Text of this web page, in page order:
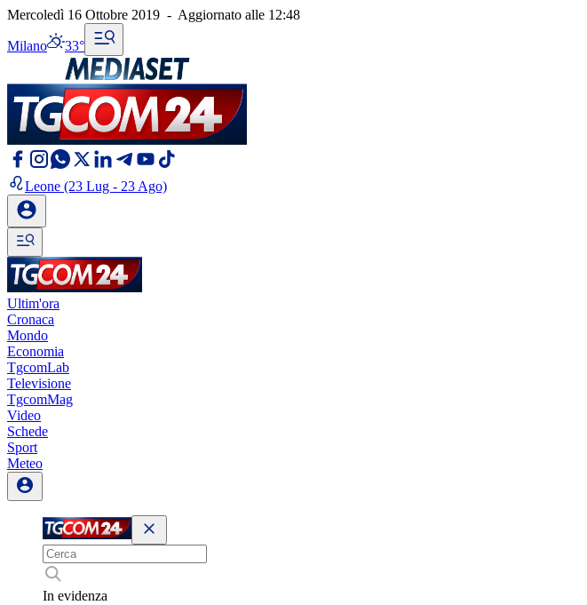
Mercoledì 16 Ottobre 2019 - Aggiornato alle 12:48
Milano 33°
Leone (23 Lug - 23 Ago)
Ultim'ora
Cronaca
Mondo
Economia
TgcomLab
Televisione
TgcomMag
Video
Schede
Sport
Meteo
In evidenza